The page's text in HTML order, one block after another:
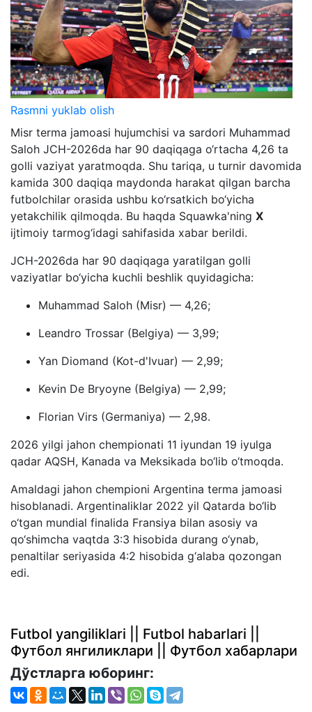
Rasmni yuklab olish
Misr terma jamoasi hujumchisi va sardori Muhammad
Saloh JCH-2026da har 90 daqiqaga o‘rtacha 4,26 ta
golli vaziyat yaratmoqda. Shu tariqa, u turnir davomida
kamida 300 daqiqa maydonda harakat qilgan barcha
futbolchilar orasida ushbu ko‘rsatkich bo‘yicha
yetakchilik qilmoqda. Bu haqda Squawka'ning X
ijtimoiy tarmog‘idagi sahifasida xabar berildi.
JCH-2026da har 90 daqiqaga yaratilgan golli
vaziyatlar bo‘yicha kuchli beshlik quyidagicha:
Muhammad Saloh (Misr) — 4,26;
Leandro Trossar (Belgiya) — 3,99;
Yan Diomand (Kot-d'Ivuar) — 2,99;
Kevin De Bryoyne (Belgiya) — 2,99;
Florian Virs (Germaniya) — 2,98.
2026 yilgi jahon chempionati 11 iyundan 19 iyulga
qadar AQSH, Kanada va Meksikada bo‘lib o‘tmoqda.
Amaldagi jahon chempioni Argentina terma jamoasi
hisoblanadi. Argentinaliklar 2022 yil Qatarda bo‘lib
o‘tgan mundial finalida Fransiya bilan asosiy va
qo‘shimcha vaqtda 3:3 hisobida durang o‘ynab,
penaltilar seriyasida 4:2 hisobida g‘alaba qozongan
edi.
Futbol yangiliklari || Futbol habarlari ||
Футбол янгиликлари || Футбол хабарлари
Дўстларга юборинг: